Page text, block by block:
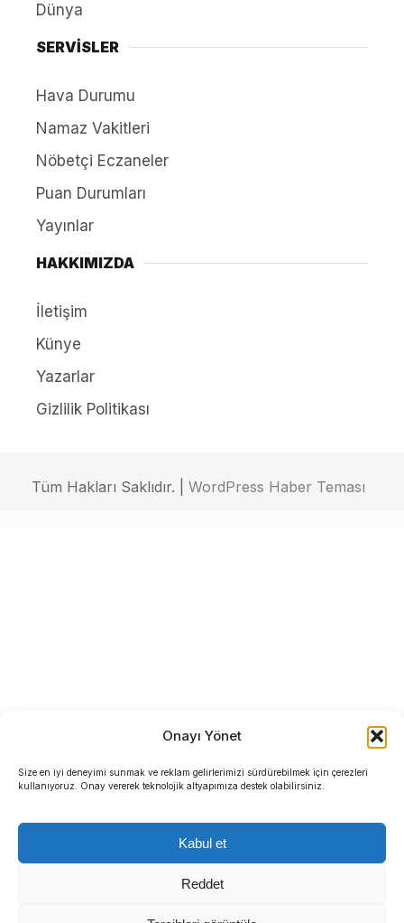
Onayı Yönet
Size en iyi deneyimi sunmak ve reklam gelirlerimizi sürdürebilmek için çerezleri
kullanıyoruz. Onay vererek teknolojik altyapımıza destek olabilirsiniz.
Kabul et
Reddet
Dünya
SERVİSLER
Hava Durumu
Namaz Vakitleri
Nöbetçi Eczaneler
Puan Durumları
Yayınlar
HAKKIMIZDA
İletişim
Künye
Yazarlar
Gizlilik Politikası
Tüm Hakları Saklıdır. | WordPress Haber Teması